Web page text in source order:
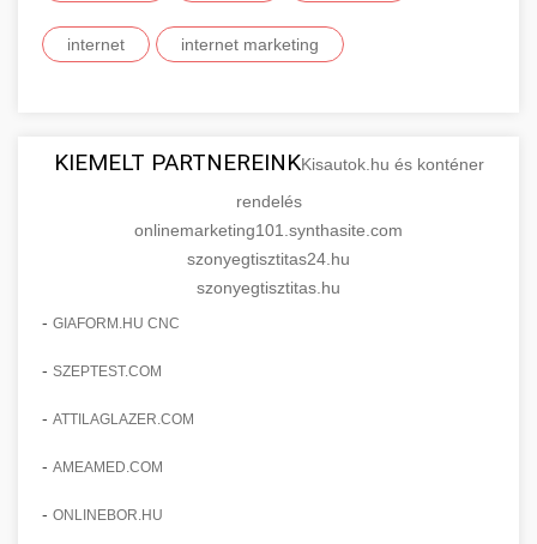
internet internet marketing
KIEMELT PARTNEREINKKisautok.hu és konténer
rendelés
onlinemarketing101.synthasite.com
szonyegtisztitas24.hu
szonyegtisztitas.hu
- GIAFORM.HU CNC
- SZEPTEST.COM
- ATTILAGLAZER.COM
- AMEAMED.COM
- ONLINEBOR.HU